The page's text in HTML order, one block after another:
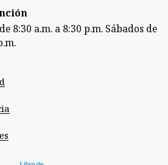
8:30 a.m. a 8:30 p.m. Sábados de